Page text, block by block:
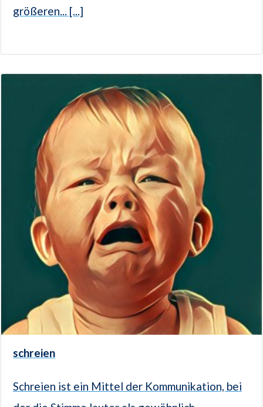
größeren... [...]
schreien
Schreien ist ein Mittel der Kommunikation, bei